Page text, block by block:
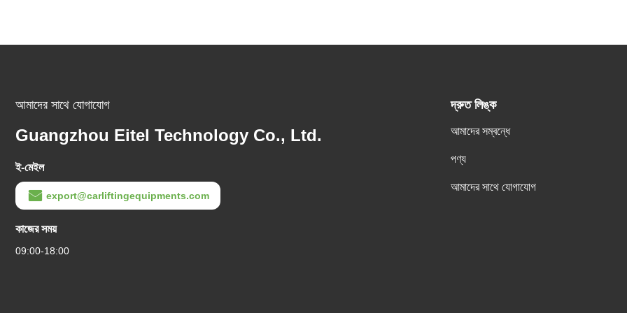
আমাদের সাথে যোগাযোগ
Guangzhou Eitel Technology Co., Ltd.
ই-মেইল
export@carliftingequipments.com
কাজের সময়
09:00-18:00
দ্রুত লিঙ্ক
আমাদের সম্বন্ধে
পণ্য
আমাদের সাথে যোগাযোগ